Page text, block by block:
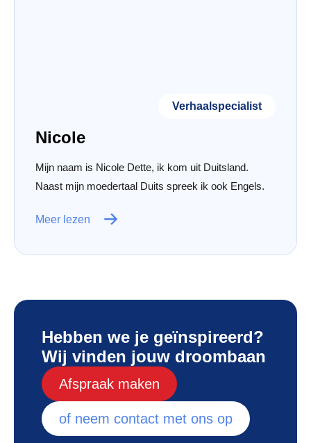
Verhaalspecialist
Nicole
Mijn naam is Nicole Dette, ik kom uit Duitsland.
Naast mijn moedertaal Duits spreek ik ook Engels.
Meer lezen
Hebben we je geïnspireerd?
Wij vinden jouw droombaan
Afspraak maken
of neem contact met ons op